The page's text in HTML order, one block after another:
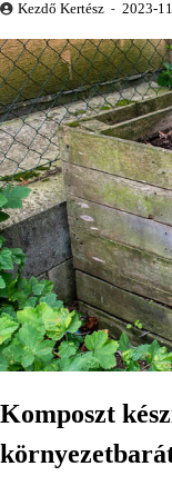
Kezdő Kertész 2023-
Komposzt